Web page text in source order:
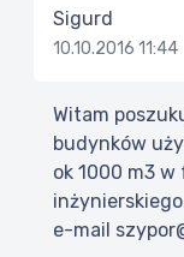
Sigurd
10.10.2016 11:44
Witam
budynków
ok 1000 m3
e-mail